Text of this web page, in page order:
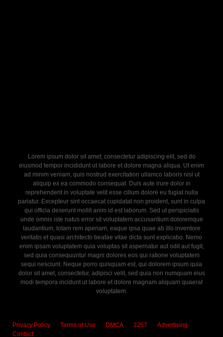
Lorem ipsum dolor sit amet, consectetur adipiscing elit, sed do
eiusmod tempor incididunt ut labore et dolore magna aliqua. Ut enim
ad minim veniam, quis nostrud exercitation ullamco laboris nisi ut
aliquip ex ea commodo consequat. Duis aute irure dolor in
reprehenderit in voluptate velit esse cillum dolore eu fugiat nulla
pariatur. Excepteur sint occaecat cupidatat non proident, sunt in culpa
qui officia deserunt mollit anim id est laborum. Sed ut perspiciatis
unde omnis iste natus error sit voluptatem accusantium doloremque
laudantium, totam rem aperiam, eaque ipsa quae ab illo inventore
veritatis et quasi architecto beatae vitae dicta sunt explicabo. Nemo
enim ipsam voluptatem quia voluptas sit aspernatur aut odit aut fugit,
sed quia consequuntur magni dolores eos qui ratione voluptatem
sequi nesciunt. Neque porro quisquam est, qui dolorem ipsum quia
dolor sit amet, consectetur, adipisci velit, sed quia non numquam eius
modi tempora incidunt ut labore et dolore magnam aliquam quaerat
voluptatem.
Privacy Policy Terms of Use DMCA 2257
Advertising
Contact